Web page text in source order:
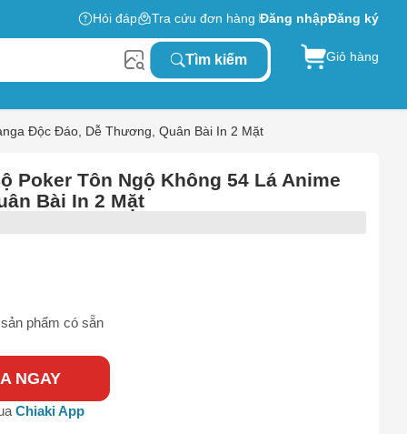
Hỏi đáp Tra cứu đơn hàng Đăng nhậpĐăng ký
Tìm kiếm Giỏ hàng
Độc Đáo, Dễ Thương, Quân Bài In 2 Mặt
Poker Tôn Ngộ Không 54 Lá Anime
Bài In 2 Mặt
phẩm có sẵn
NGAY
Chiaki App